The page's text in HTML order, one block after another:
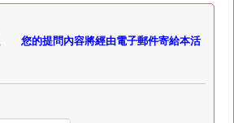
您的提問內容將經由電子郵件寄給本活